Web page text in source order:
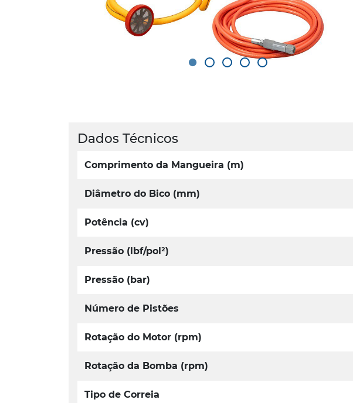
Dados Técnicos
Comprimento da Mangueira (m)
Diâmetro do Bico (mm)
Potência (cv)
Pressão (lbf/pol²)
Pressão (bar)
Número de Pistões
Rotação do Motor (rpm)
Rotação da Bomba (rpm)
Tipo de Correia